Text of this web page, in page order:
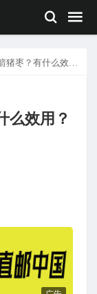
有什么效用？多少钱？
么效用？